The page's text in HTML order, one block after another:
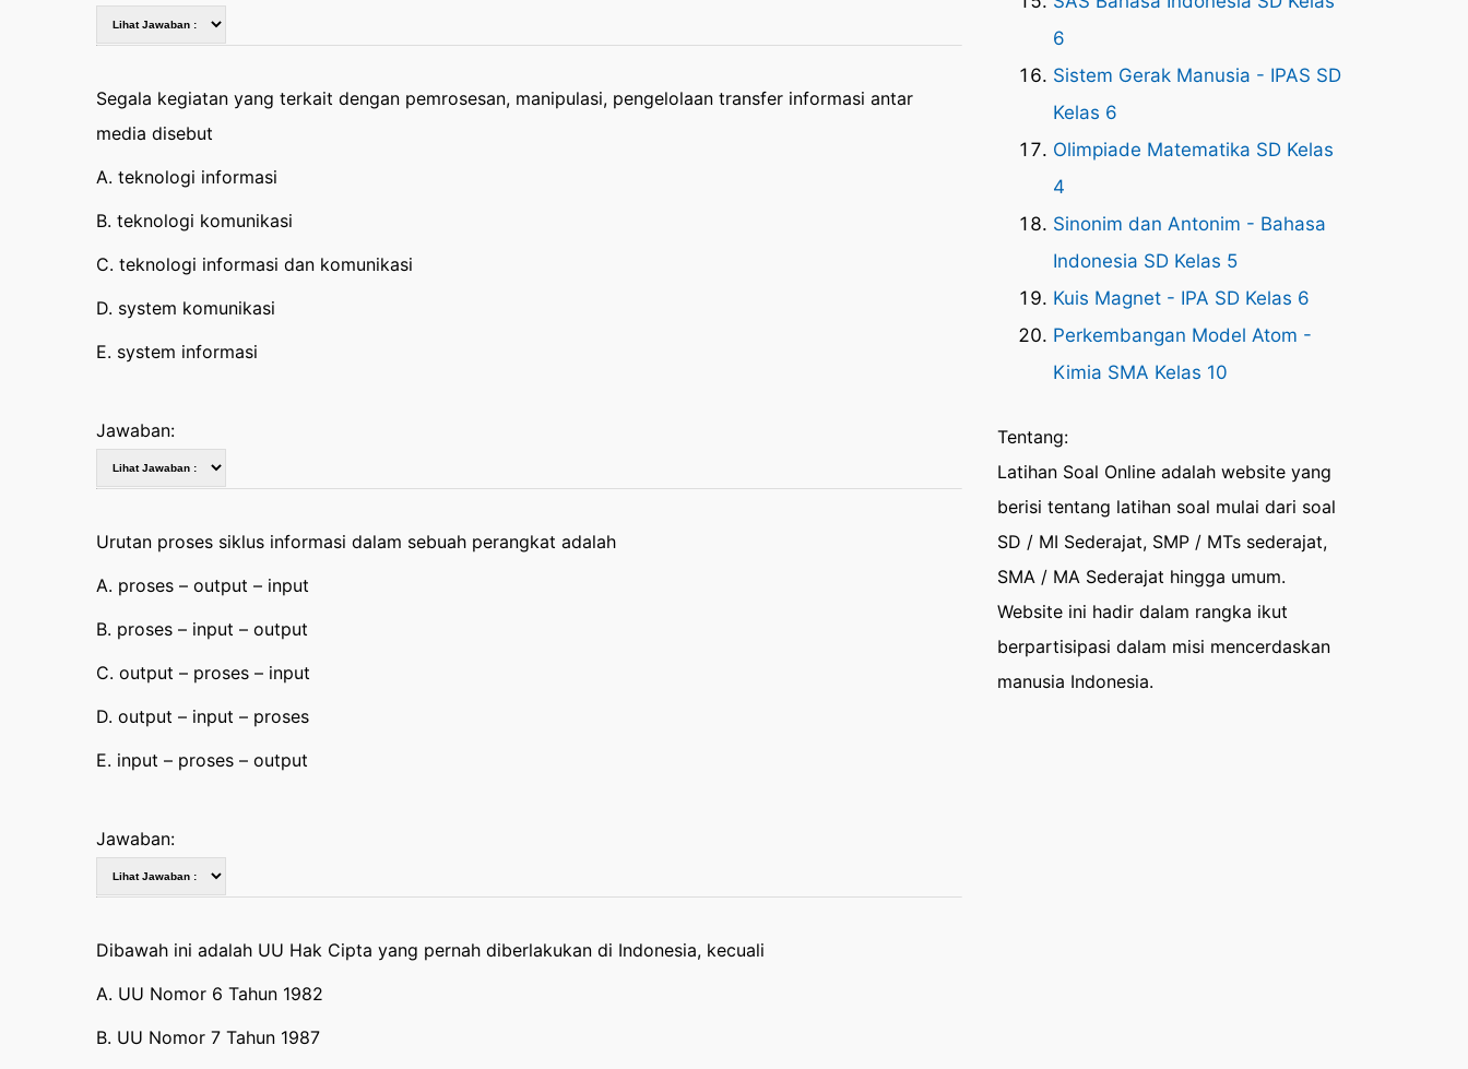
Segala kegiatan yang terkait dengan pemrosesan, manipulasi, pengelolaan transfer informasi antar
media disebut
A. teknologi informasi
B. teknologi komunikasi
C. teknologi informasi dan komunikasi
D. system komunikasi
E. system informasi
Jawaban:
Urutan proses siklus informasi dalam sebuah perangkat adalah
A. proses – output – input
B. proses – input – output
C. output – proses – input
D. output – input – proses
E. input – proses – output
Jawaban:
Dibawah ini adalah UU Hak Cipta yang pernah diberlakukan di Indonesia, kecuali
A. UU Nomor 6 Tahun 1982
B. UU Nomor 7 Tahun 1987
6
Sistem Gerak Manusia - IPAS SD
Kelas 6
Olimpiade Matematika SD Kelas
4
Sinonim dan Antonim - Bahasa
Indonesia SD Kelas 5
Kuis Magnet - IPA SD Kelas 6
Perkembangan Model Atom -
Kimia SMA Kelas 10
Tentang:
Latihan Soal Online adalah website yang
berisi tentang latihan soal mulai dari soal
SD / MI Sederajat, SMP / MTs sederajat,
SMA / MA Sederajat hingga umum.
Website ini hadir dalam rangka ikut
berpartisipasi dalam misi mencerdaskan
manusia Indonesia.